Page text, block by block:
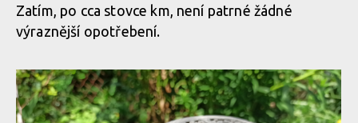
Zatím, po cca stovce km, není patrné žádné
výraznější opotřebení.